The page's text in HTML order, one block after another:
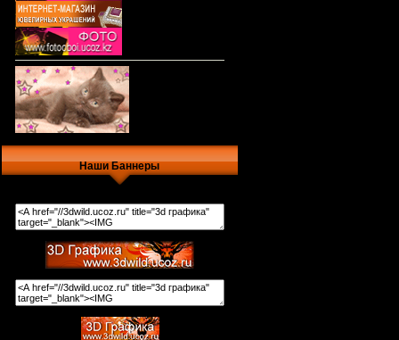
Наши Баннеры